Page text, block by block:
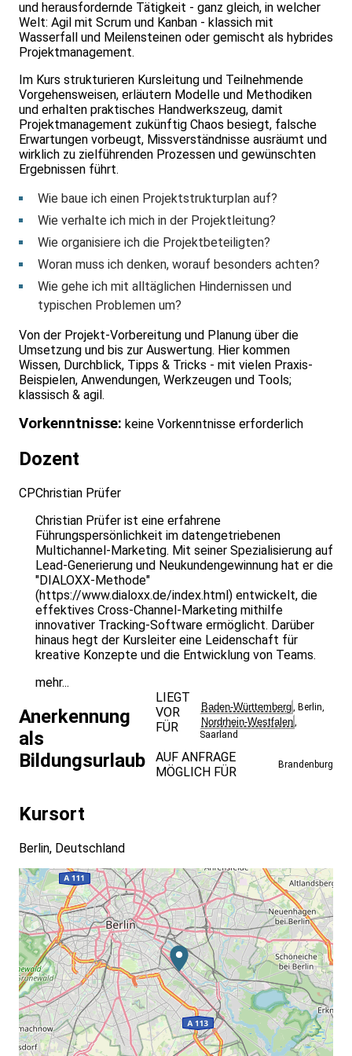
und herausfordernde Tätigkeit - ganz gleich, in welcher
Welt: Agil mit Scrum und Kanban - klassich mit
Wasserfall und Meilensteinen oder gemischt als hybrides
Projektmanagement.
Im Kurs strukturieren Kursleitung und Teilnehmende
Vorgehensweisen, erläutern Modelle und Methodiken
und erhalten praktisches Handwerkszeug, damit
Projektmanagement zukünftig Chaos besiegt, falsche
Erwartungen vorbeugt, Missverständnisse ausräumt und
wirklich zu zielführenden Prozessen und gewünschten
Ergebnissen führt.
Wie baue ich einen Projektstrukturplan auf?
Wie verhalte ich mich in der Projektleitung?
Wie organisiere ich die Projektbeteiligten?
Woran muss ich denken, worauf besonders achten?
Wie gehe ich mit alltäglichen Hindernissen und
typischen Problemen um?
Von der Projekt-Vorbereitung und Planung über die
Umsetzung und bis zur Auswertung. Hier kommen
Wissen, Durchblick, Tipps & Tricks - mit vielen Praxis-
Beispielen, Anwendungen, Werkzeugen und Tools;
klassisch & agil.
Vorkenntnisse: keine Vorkenntnisse erforderlich
Dozent
CPChristian Prüfer
Christian Prüfer ist eine erfahrene
Führungspersönlichkeit im datengetriebenen
Multichannel-Marketing. Mit seiner Spezialisierung auf
Lead-Generierung und Neukundengewinnung hat er die
"DIALOXX-Methode"
(https://www.dialoxx.de/index.html) entwickelt, die
effektives Cross-Channel-Marketing mithilfe
innovativer Tracking-Software ermöglicht. Darüber
hinaus hegt der Kursleiter eine Leidenschaft für
kreative Konzepte und die Entwicklung von Teams.
mehr...
Anerkennung
als
Bildungsurlaub
LIEGT
VOR
FÜR
Baden-Württemberg, Berlin,
Nordrhein-Westfalen,
Saarland
AUF ANFRAGE
MÖGLICH FÜR
Brandenburg
Kursort
Berlin, Deutschland